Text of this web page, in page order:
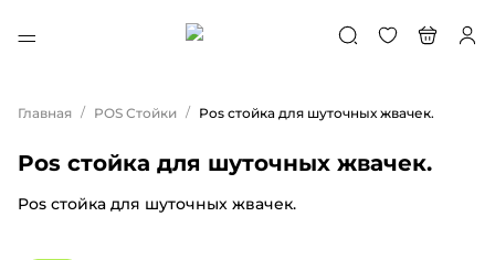
Главная / POS Стойки / Pos стойка для шуточных жвачек.
Pos стойка для шуточных жвачек.
Pos стойка для шуточных жвачек.